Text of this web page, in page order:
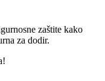
zaštite kako
za dodir.